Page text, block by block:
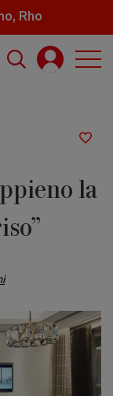
Rho
Edizione
la